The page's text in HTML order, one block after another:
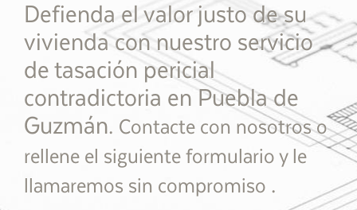
Defienda el valor justo de su
vivienda con nuestro servicio
de tasación pericial
contradictoria en Puebla de
Guzmán. Contacte con nosotros o
rellene el siguiente formulario y le
llamaremos sin compromiso .